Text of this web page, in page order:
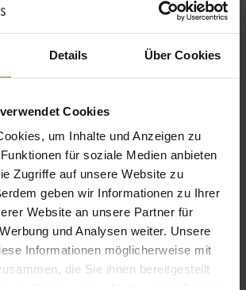
Details Über Cookies
Cookies
um Inhalte und Anzeigen zu
für soziale Medien anbieten
Zugriffe auf unsere Website zu
geben wir Informationen zu Ihrer
Website an unsere Partner für
und Analysen weiter. Unsere
Informationen möglicherweise mit
die Sie ihnen bereitgestellt